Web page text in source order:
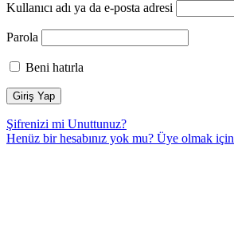
Kullanıcı adı ya da e-posta adresi
Parola
Beni hatırla
Şifrenizi mi Unuttunuz?
Henüz bir hesabınız yok mu? Üye olmak için